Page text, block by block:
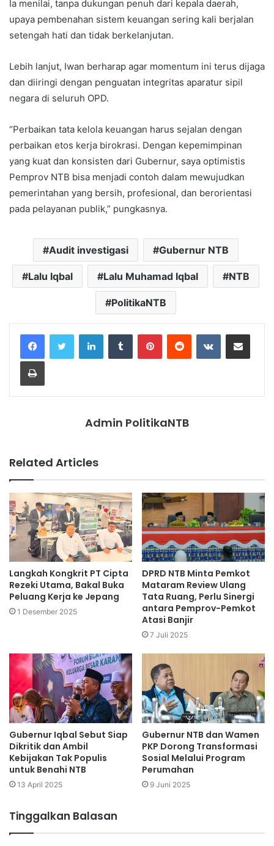
Ia menilai, tanpa dukungan penuh dari kepala daerah,
upaya pembenahan sistem keuangan sering kali berjalan
setengah hati dan tidak berkelanjutan.
Lebih lanjut, Iwan berharap agar momentum ini terus dijaga
dan diiringi dengan penguatan integritas aparatur sipil
negara di seluruh OPD.
“Perbaikan tata kelola keuangan harus sejalan dengan
perbaikan etos kerja birokrasi. Dengan kepemimpinan
yang kuat dan konsisten dari Gubernur, saya optimistis
Pemprov NTB bisa menjadi contoh dalam mewujudkan
pemerintahan yang bersih, profesional, dan berorientasi
pada pelayanan publik,” pungkasnya.
Audit investigasi Gubernur NTB
Lalu Iqbal Lalu Muhamad Iqbal NTB
PolitikaNTB
LinkedInTumblr PinterestReddit VKontakteShare via Email
Print
Admin PolitikaNTB
Related Articles
Langkah Kongkrit PT Cipta
Rezeki Utama, Bakal Buka
Peluang Kerja ke Jepang
1 Desember 2025
DPRD NTB Minta Pemkot
Mataram Review Ulang
Tata Ruang, Perlu Sinergi
antara Pemprov-Pemkot
Atasi Banjir
7 Juli 2025
Gubernur Iqbal Sebut Siap
Dikritik dan Ambil
Kebijakan Tak Populis
untuk Benahi NTB
13 April 2025
Gubernur NTB dan Wamen
PKP Dorong Transformasi
Sosial Melalui Program
Perumahan
9 Juni 2025
Tinggalkan Balasan